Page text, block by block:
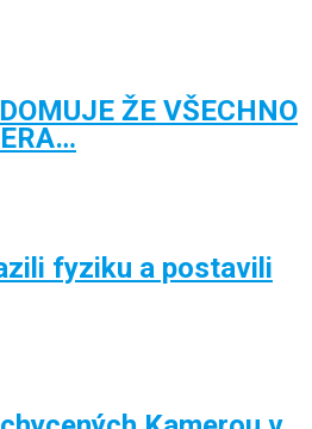
ŽE VŠECHNO
fyziku a postavili